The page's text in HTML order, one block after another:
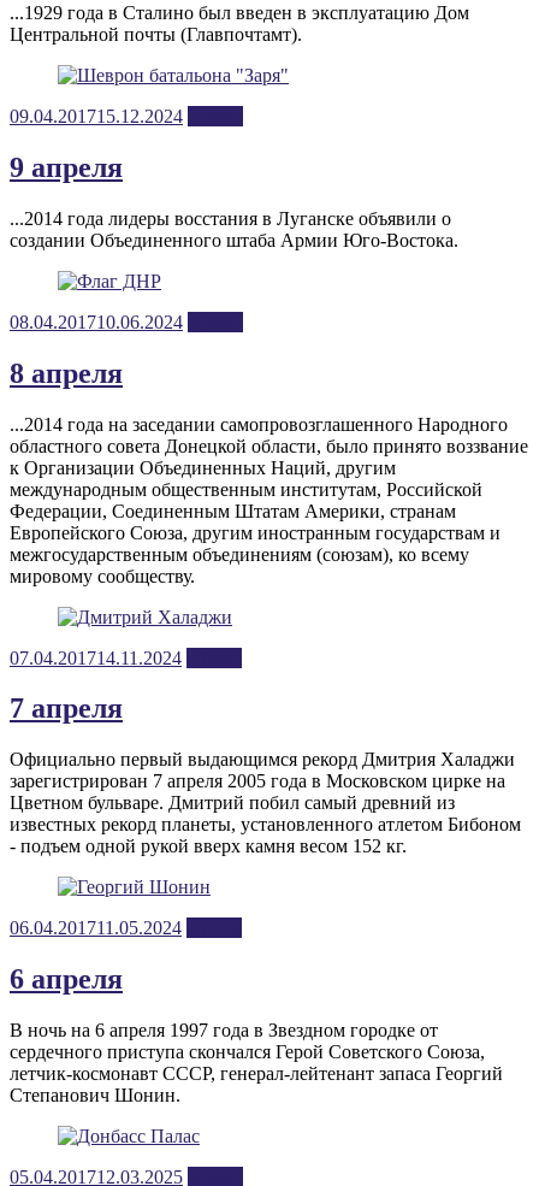
...1929 года в Сталино был введен в эксплуатацию Дом
Центральной почты (Главпочтамт).
Posted
09.04.201715.12.2024
9 апреля
...2014 года лидеры восстания в Луганске объявили о
создании Объединенного штаба Армии Юго-Востока.
Posted
08.04.201710.06.2024
8 апреля
...2014 года на заседании самопровозглашенного Народного
областного совета Донецкой области, было принято воззвание
к Организации Объединенных Наций, другим
международным общественным институтам, Российской
Федерации, Соединенным Штатам Америки, странам
Европейского Союза, другим иностранным государствам и
межгосударственным объединениям (союзам), ко всему
мировому сообществу.
Posted
07.04.201714.11.2024
7 апреля
Официально первый выдающимся рекорд Дмитрия Халаджи
зарегистрирован 7 апреля 2005 года в Московском цирке на
Цветном бульваре. Дмитрий побил самый древний из
известных рекорд планеты, установленного атлетом Бибоном
- подъем одной рукой вверх камня весом 152 кг.
Posted
06.04.201711.05.2024
6 апреля
В ночь на 6 апреля 1997 года в Звездном городке от
сердечного приступа скончался Герой Советского Союза,
летчик-космонавт СССР, генерал-лейтенант запаса Георгий
Степанович Шонин.
Posted
05.04.201712.03.2025